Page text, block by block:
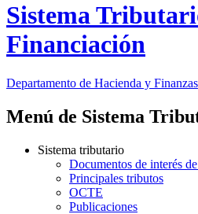
Sistema
Financiación
Departamento de Hacienda y Finanzas
Menú de Sistema
Sistema tributario
Documentos de interés
Principales tributos
OCTE
Publicaciones